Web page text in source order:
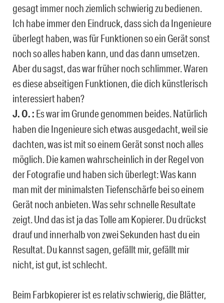
gesagt immer noch ziemlich schwierig zu bedienen.
Ich habe immer den Eindruck, dass sich da Ingenieure
überlegt haben, was für Funktionen so ein Gerät sonst
noch so alles haben kann, und das dann umsetzen.
Aber du sagst, das war früher noch schlimmer. Waren
es diese abseitigen Funktionen, die dich künstlerisch
interessiert haben?
J. O. : Es war im Grunde genommen beides. Natürlich
haben die Ingenieure sich etwas ausgedacht, weil sie
dachten, was ist mit so einem Gerät sonst noch alles
möglich. Die kamen wahrscheinlich in der Regel von
der Fotografie und haben sich überlegt: Was kann
man mit der minimalsten Tiefenschärfe bei so einem
Gerät noch anbieten. Was sehr schnelle Resultate
zeigt. Und das ist ja das Tolle am Kopierer. Du drückst
drauf und innerhalb von zwei Sekunden hast du ein
Resultat. Du kannst sagen, gefällt mir, gefällt mir
nicht, ist gut, ist schlecht.
Beim Farbkopierer ist es relativ schwierig, die Blätter,